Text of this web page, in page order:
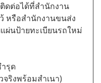
ดต่อได้ที่สำนักงาน
หรือสำนักงานขนส่ง
ผ่นป้ายทะเบียนรถใหม่
รุด
ริงพร้อมสำเนา)